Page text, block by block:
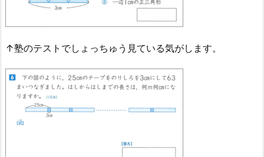
↑塾のテストでしょっちゅう見ている気がします。